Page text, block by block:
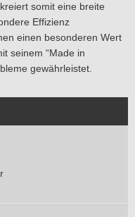
somit eine breite
Effizienz
einen besonderen Wert
seinem “Made in
gewährleistet.